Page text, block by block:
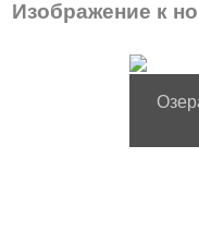
Изображение к